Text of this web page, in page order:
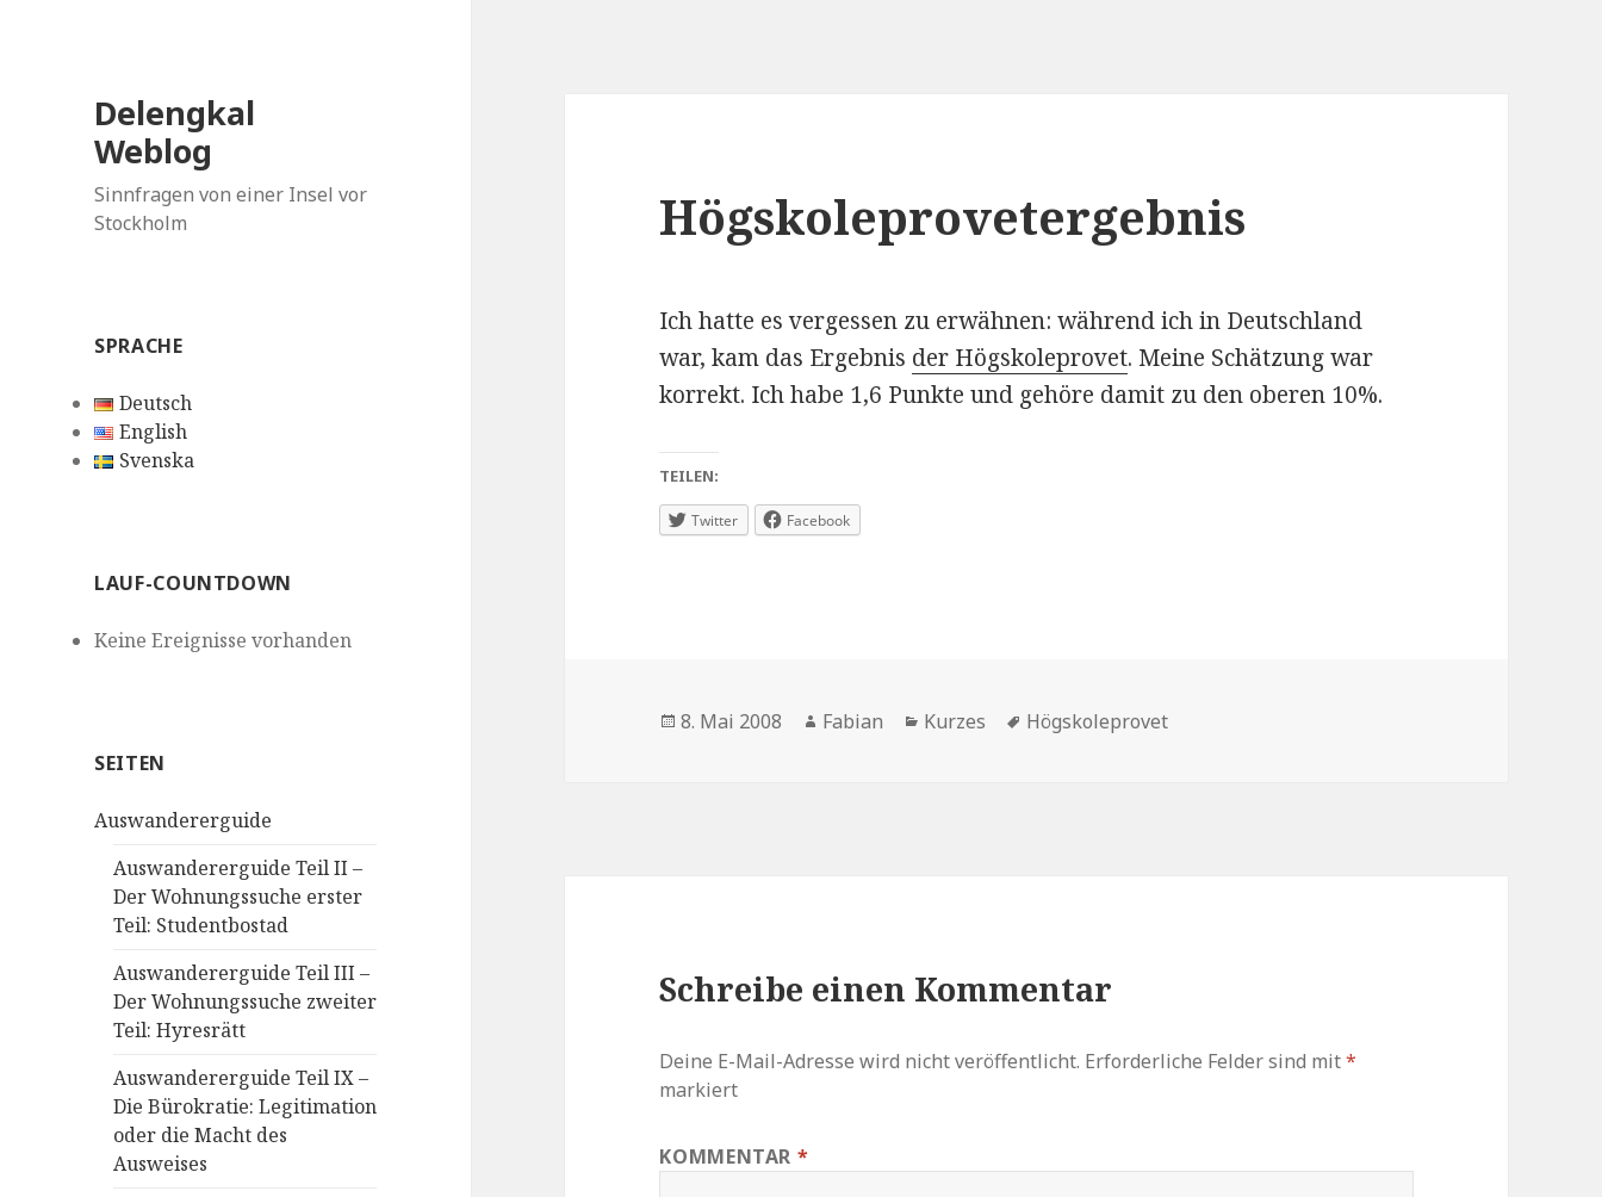
Delengkal
Weblog
Sinnfragen von einer Insel vor
Stockholm
SPRACHE
Deutsch
English
Svenska
LAUF-COUNTDOWN
Keine Ereignisse vorhanden
SEITEN
Auswandererguide
Auswandererguide Teil II –
Der Wohnungssuche erster
Teil: Studentbostad
Auswandererguide Teil III –
Der Wohnungssuche zweiter
Teil: Hyresrätt
Auswandererguide Teil IX –
Die Bürokratie: Legitimation
oder die Macht des
Ausweises
Högskoleprovetergebnis
Ich hatte es vergessen zu erwähnen: während ich in Deutschland
war, kam das Ergebnis der Högskoleprovet. Meine Schätzung war
korrekt. Ich habe 1,6 Punkte und gehöre damit zu den oberen 10%.
TEILEN:
Twitter Facebook
Veröffentlicht
8. Mai 2008 Autor
Fabian Kategorien
Kurzes Schlagwörter
Högskoleprovet
Schreibe einen Kommentar
Deine E-Mail-Adresse wird nicht veröffentlicht. Erforderliche Felder sind mit*
markiert
KOMMENTAR *